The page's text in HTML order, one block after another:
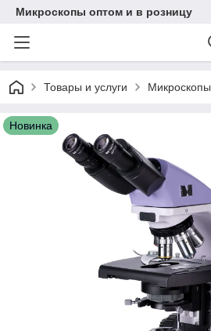
Микроскопы оптом и в розницу
Товары и услуги Микроскопы
Новинка